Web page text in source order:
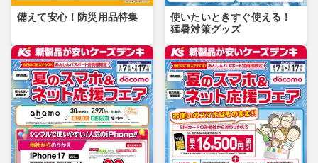
備えて安心！防災用品特集
使いたいときすぐ使える！
猛暑対策グッズ